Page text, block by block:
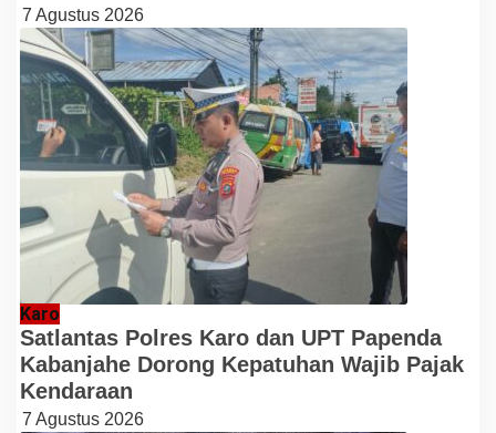
7 Agustus 2026
Karo
Satlantas Polres Karo dan UPT Papenda
Kabanjahe Dorong Kepatuhan Wajib Pajak
Kendaraan
7 Agustus 2026